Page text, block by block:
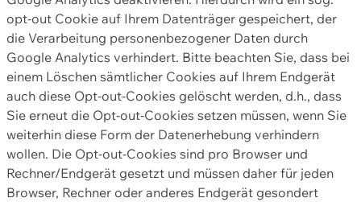
opt-out Cookie auf Ihrem Datenträger gespeichert, der
die Verarbeitung personenbezogener Daten durch
Google Analytics verhindert. Bitte beachten Sie, dass bei
einem Löschen sämtlicher Cookies auf Ihrem Endgerät
auch diese Opt-out-Cookies gelöscht werden, d.h., dass
Sie erneut die Opt-out-Cookies setzen müssen, wenn Sie
weiterhin diese Form der Datenerhebung verhindern
wollen. Die Opt-out-Cookies sind pro Browser und
Rechner/Endgerät gesetzt und müssen daher für jeden
Browser, Rechner oder anderes Endgerät gesondert